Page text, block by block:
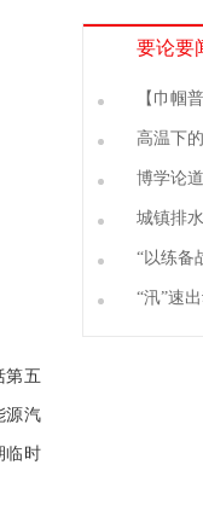
五
源汽
临时
要论要
【巾帼
高温下
博学论
共话新
城镇排
“以练备